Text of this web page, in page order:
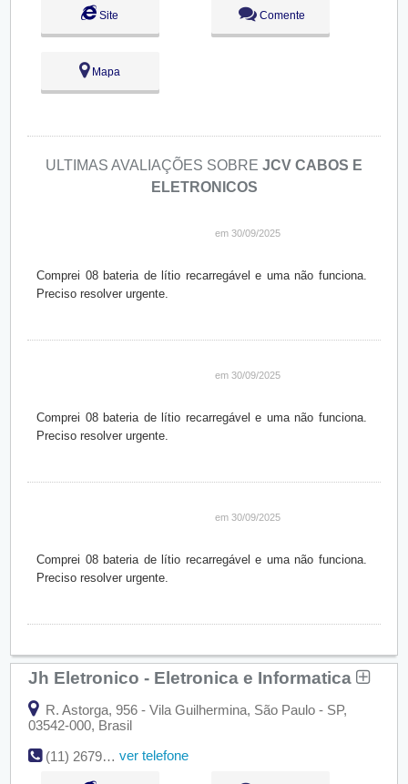
Site Comente
Mapa
ULTIMAS AVALIAÇÕES SOBRE JCV CABOS E
ELETRONICOS
em 30/09/2025
Comprei 08 bateria de lítio recarregável e uma não funciona.
Preciso resolver urgente.
em 30/09/2025
Comprei 08 bateria de lítio recarregável e uma não funciona.
Preciso resolver urgente.
em 30/09/2025
Comprei 08 bateria de lítio recarregável e uma não funciona.
Preciso resolver urgente.
Jh Eletronico - Eletronica e Informatica
R. Astorga, 956 - Vila Guilhermina, São Paulo - SP,
03542-000, Brasil
(11) 2679-5000
ver telefone